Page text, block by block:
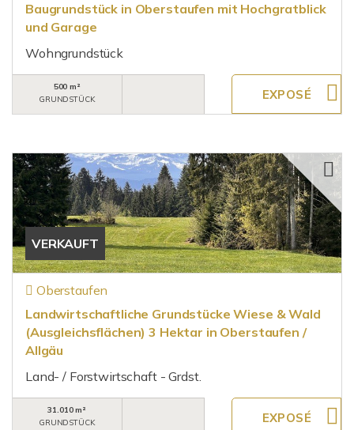
Baugrundstück in Oberstaufen mit Hochgratblick
und Garage
Wohngrundstück
500 m²
GRUNDSTÜCK
VERKAUFT
Oberstaufen
Landwirtschaftliche Grundstücke Wiese & Wald
(Ausgleichsflächen) 3 Hektar in Oberstaufen /
Allgäu
Land- / Forstwirtschaft - Grdst.
31.010 m²
GRUNDSTÜCK